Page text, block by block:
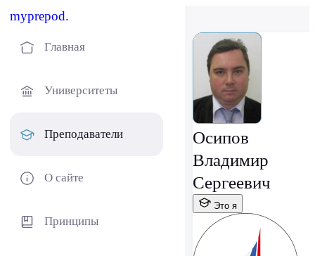
myprepod.
Главная
Университеты
Преподаватели
О сайте
Принципы
Осипов
Владимир
Сергеевич
Это я